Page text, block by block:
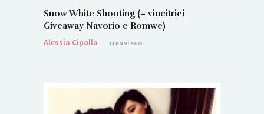
Snow White Shooting (+ vincitrici
Giveaway Navorio e Romwe)
Alessia Cipolla
13 ANNI AGO